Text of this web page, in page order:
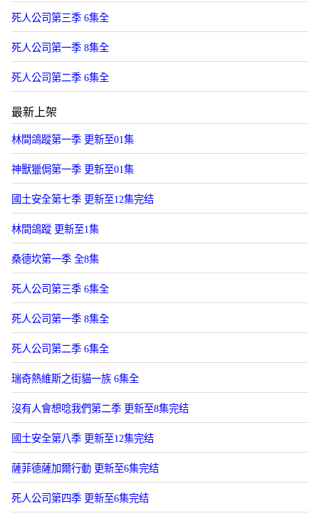
死人公司第三季 6集全
死人公司第一季 8集全
死人公司第二季 6集全
最新上架
林間鴿蹤第一季 更新至01集
神獸獵侷第一季 更新至01集
國土安全第七季 更新至12集完结
林間鴿蹤 更新至1集
桑德坎第一季 全8集
死人公司第三季 6集全
死人公司第一季 8集全
死人公司第二季 6集全
瑞奇熱維斯之街貓一族 6集全
沒有人會想唸我們第二季 更新至8集完结
國土安全第八季 更新至12集完结
薩菲德薩加爾行動 更新至6集完结
死人公司第四季 更新至6集完结